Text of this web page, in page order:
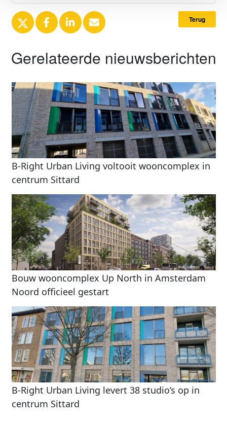
Terug
Gerelateerde nieuwsberichten
B-Right Urban Living voltooit wooncomplex in
centrum Sittard
Bouw wooncomplex Up North in Amsterdam
Noord officieel gestart
B-Right Urban Living levert 38 studio’s op in
centrum Sittard